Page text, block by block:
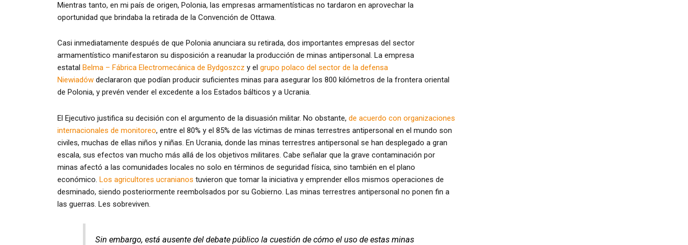
Mientras tanto, en mi país de origen, Polonia, las empresas armamentísticas no tardaron en aprovechar la
oportunidad que brindaba la retirada de la Convención de Ottawa.
Casi inmediatamente después de que Polonia anunciara su retirada, dos importantes empresas del sector
armamentístico manifestaron su disposición a reanudar la producción de minas antipersonal. La empresa
estatal Belma – Fábrica Electromecánica de Bydgoszcz y el grupo polaco del sector de la defensa
Niewiadów declararon que podían producir suficientes minas para asegurar los 800 kilómetros de la frontera oriental
de Polonia, y prevén vender el excedente a los Estados bálticos y a Ucrania.
El Ejecutivo justifica su decisión con el argumento de la disuasión militar. No obstante, de acuerdo con organizaciones
internacionales de monitoreo, entre el 80% y el 85% de las víctimas de minas terrestres antipersonal en el mundo son
civiles, muchas de ellas niños y niñas. En Ucrania, donde las minas terrestres antipersonal se han desplegado a gran
escala, sus efectos van mucho más allá de los objetivos militares. Cabe señalar que la grave contaminación por
minas afectó a las comunidades locales no solo en términos de seguridad física, sino también en el plano
económico. Los agricultores ucranianos tuvieron que tomar la iniciativa y emprender ellos mismos operaciones de
desminado, siendo posteriormente reembolsados por su Gobierno. Las minas terrestres antipersonal no ponen fin a
las guerras. Les sobreviven.
Sin embargo, está ausente del debate público la cuestión de cómo el uso de estas minas